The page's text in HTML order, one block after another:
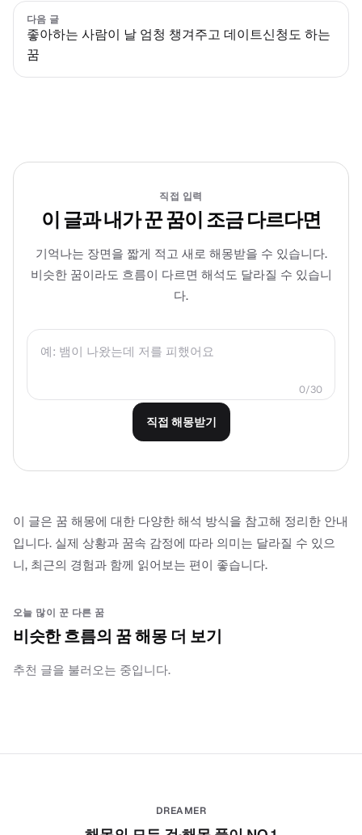
다음 글
좋아하는 사람이 날 엄청 챙겨주고 데이트신청도 하는
꿈
직접 입력
이 글과 내가 꾼 꿈이 조금 다르다면
기억나는 장면을 짧게 적고 새로 해몽받을 수 있습니다.
비슷한 꿈이라도 흐름이 다르면 해석도 달라질 수 있습니
다.
0/30
직접 해몽받기
이 글은 꿈 해몽에 대한 다양한 해석 방식을 참고해 정리한 안내
입니다. 실제 상황과 꿈속 감정에 따라 의미는 달라질 수 있으
니, 최근의 경험과 함께 읽어보는 편이 좋습니다.
오늘 많이 꾼 다른 꿈
비슷한 흐름의 꿈 해몽 더 보기
추천 글을 불러오는 중입니다.
DREAMER